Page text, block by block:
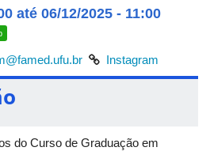
até 06/12/2025 - 11:00
Instagram
do Curso de Graduação em